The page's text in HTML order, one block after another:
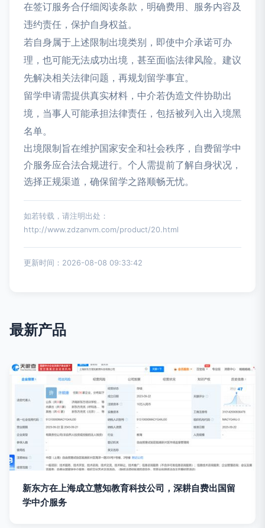
在签订服务合仔细阅读条款，明确费用、服务内容及
违约责任，保护自身权益。
若自身属于上述限制出境类别，即使中介承诺可办
理，也可能无法成功出境，甚至面临法律风险。建议
先解决相关法律问题，再规划留学事宜。
留学申请需提供真实材料，中介若伪造文件协助出
境，当事人可能承担法律责任，包括被列入出入境黑
名单。
出境限制旨在维护国家安全和社会秩序，自费留学中
介服务应合法合规进行。个人需提前了解自身状况，
选择正规渠道，确保留学之路顺畅无忧。
如若转载，请注明出处：
http://www.zdzanvm.com/product/20.html
更新时间：2026-08-08 09:33:42
最新产品
新东方在上海成立慧知教育科技公司，深耕自费出国留
学中介服务